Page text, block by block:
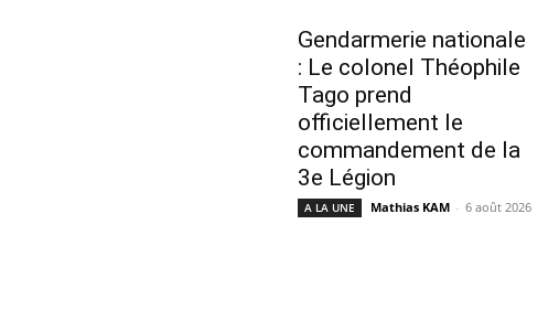
Gendarmerie nationale
: Le colonel Théophile
Tago prend
officiellement le
commandement de la
3e Légion
A LA UNE Mathias KAM - 6 août 2026